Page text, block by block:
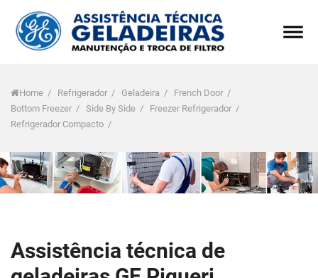
Home / Refrigerador / Geladeira / French Door /
Bottom Freezer / Side By Side / Freezer Refrigerador /
Refrigerador Compacto /
Assistência técnica de